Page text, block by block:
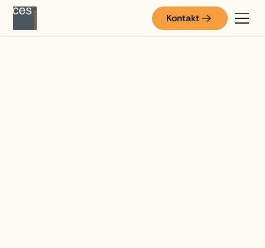
Kontakt